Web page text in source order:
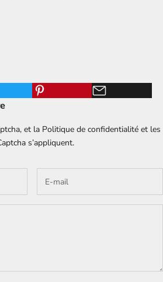
et la Politique de confidentialité et les
s’appliquent.